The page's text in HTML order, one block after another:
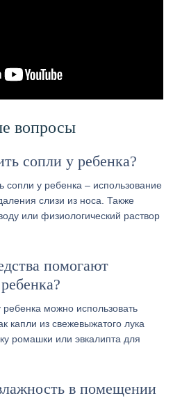
вопросы
сопли у ребенка?
сопли у ребенка – использование
слизи из носа. Также
или физиологический раствор
помогают
можно использовать
капли из свежевыжатого лука
ромашки или эвкалипта для
в помещении